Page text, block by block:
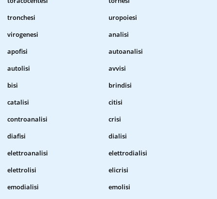
tronchesi
uropoiesi
virogenesi
analisi
apofisi
autoanalisi
autolisi
avvisi
bisi
brindisi
catalisi
citisi
controanalisi
crisi
diafisi
dialisi
elettroanalisi
elettrodialisi
elettrolisi
elicrisi
emodialisi
emolisi